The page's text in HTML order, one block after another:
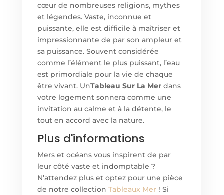
cœur de nombreuses religions, mythes
et légendes. Vaste, inconnue et
puissante, elle est difficile à maîtriser et
impressionnante de par son ampleur et
sa puissance. Souvent considérée
comme l’élément le plus puissant, l’eau
est primordiale pour la vie de chaque
être vivant. UnTableau Sur La Merdans
votre logement sonnera comme une
invitation au calme et à la détente, le
tout en accord avec la nature.
Plus d'informations
Mers et océans vous inspirent de par
leur côté vaste et indomptable ?
N’attendez plus et optez pour une pièce
de notre collection Tableaux Mer ! Si